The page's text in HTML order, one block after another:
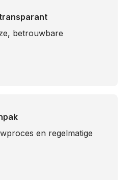
betrouwbare
en regelmatige